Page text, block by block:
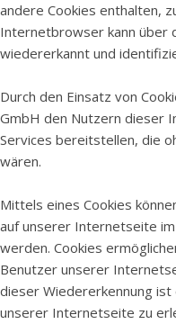
andere Cookies enthalten,
Internetbrowser kann über
wiedererkannt und
Durch den Einsatz von
GmbH den Nutzern dieser
Services bereitstellen, die
wären.
Mittels eines Cookies
auf unserer Internetseite
werden. Cookies
Benutzer unserer
dieser Wiedererkennung
unserer Internetseite zu